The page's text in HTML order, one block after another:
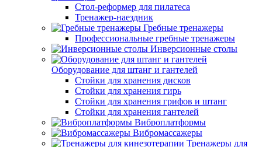
Стол-реформер для пилатеса
Тренажер-наездник
Гребные тренажеры
Профессиональные гребные тренажеры
Инверсионные столы
Оборудование для штанг и гантелей
Стойки для хранения дисков
Стойки для хранения гирь
Стойки для хранения грифов и штанг
Стойки для хранения гантелей
Виброплатформы
Вибромассажеры
Тренажеры для